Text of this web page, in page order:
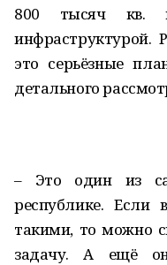
800 тысяч кв.
инфраструктурой.
это серьёзные
детального
– Это один из
республике. Если
такими, то можно
задачу. А ещё